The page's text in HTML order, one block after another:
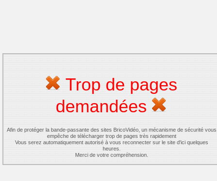
Trop de pages
demandées
Afin de protéger la bande-passante des sites BricoVidéo, un mécanisme de sécurité vous
empêche de télécharger trop de pages très rapidement
Vous serez automatiquement autorisé à vous reconnecter sur le site d'ici quelques
heures.
Merci de votre compréhension.